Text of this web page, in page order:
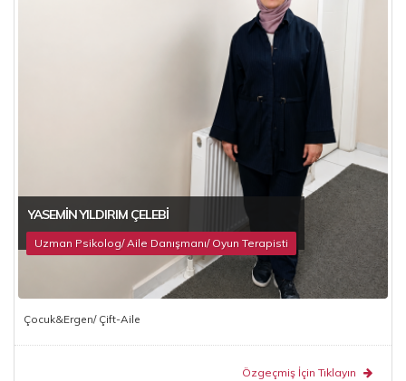
YASEMIN YILDIRIM ÇELEBI
Uzman Psikolog/ Aile Danışmanı/ Oyun Terapisti
Çocuk&Ergen/ Çift-Aile
Özgeçmiş İçin Tıklayın